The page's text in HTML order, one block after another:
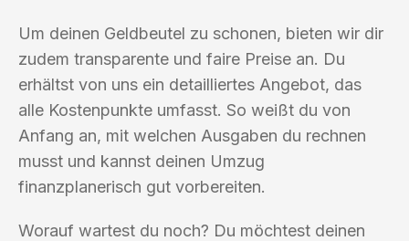
Um deinen Geldbeutel zu schonen, bieten wir dir
zudem transparente und faire Preise an. Du
erhältst von uns ein detailliertes Angebot, das
alle Kostenpunkte umfasst. So weißt du von
Anfang an, mit welchen Ausgaben du rechnen
musst und kannst deinen Umzug
finanzplanerisch gut vorbereiten.
Worauf wartest du noch? Du möchtest deinen